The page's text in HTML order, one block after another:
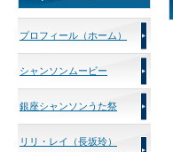
プロフィール（ホーム）
シャンソンムービー
銀座シャンソンうた祭
リリ・レイ（長坂玲）